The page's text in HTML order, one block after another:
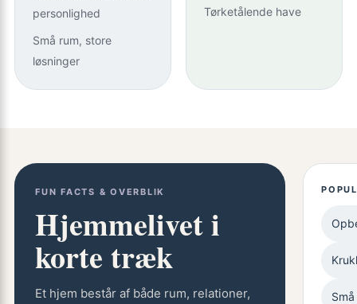
personlighed
Små rum, store
løsninger
Tørketålende have
FUN FACTS & OVERBLIK
Hjemmelivet i
korte træk
Et hjem består af både rum, relationer,